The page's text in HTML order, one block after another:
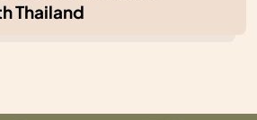
Thailand